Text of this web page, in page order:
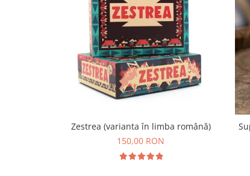
Zestrea (varianta în limba română)
150,00 RON